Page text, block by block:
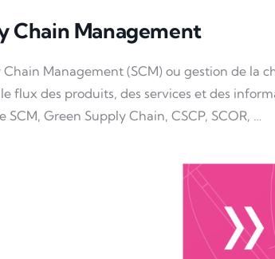
Chain Management
Chain Management (SCM) ou gestion de la
flux des produits, des services et des
SCM, Green Supply Chain, CSCP, SCOR, …